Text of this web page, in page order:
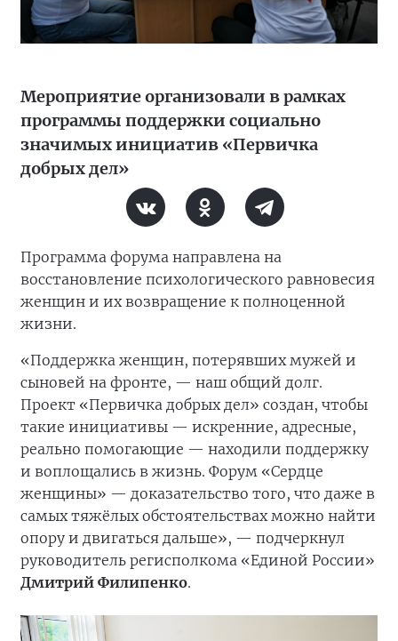
Мероприятие организовали в рамках
программы поддержки социально
значимых инициатив «Первичка
добрых дел»
Программа форума направлена на
восстановление психологического равновесия
женщин и их возвращение к полноценной
жизни.
«Поддержка женщин, потерявших мужей и
сыновей на фронте, — наш общий долг.
Проект «Первичка добрых дел» создан, чтобы
такие инициативы — искренние, адресные,
реально помогающие — находили поддержку
и воплощались в жизнь. Форум «Сердце
женщины» — доказательство того, что даже в
самых тяжёлых обстоятельствах можно найти
опору и двигаться дальше», — подчеркнул
руководитель регисполкома «Единой России»
Дмитрий Филипенко.